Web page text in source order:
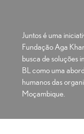
Juntos é uma
Fundação Aga
busca de soluções
BL como uma
humanos das
Moçambique.